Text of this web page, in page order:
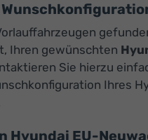
Ihren gewünschten
Sie hierzu
Ihres
EU-